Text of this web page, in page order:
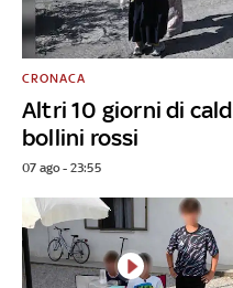
Altri 10 giorni di
bollini rossi
CRONACA
07 ago - 23:55